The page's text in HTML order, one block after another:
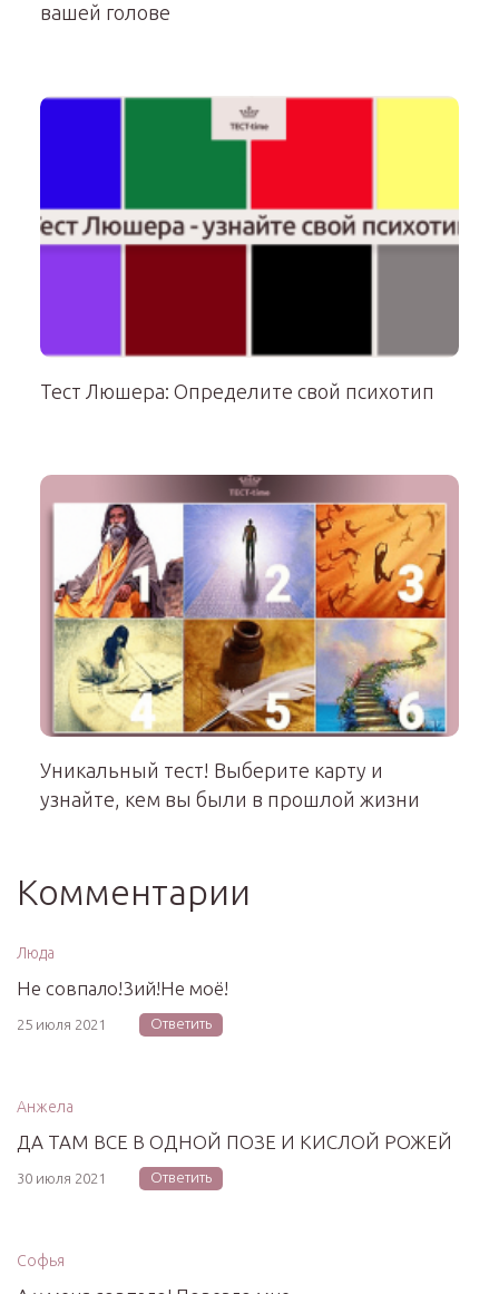
вашей голове
Тест Люшера: Определите свой психотип
Уникальный тест! Выберите карту и
узнайте, кем вы были в прошлой жизни
Комментарии
Люда
Не совпало!3ий!Не моё!
25 июля 2021 Ответить
Анжела
ДА ТАМ ВСЕ В ОДНОЙ ПОЗЕ И КИСЛОЙ РОЖЕЙ
30 июля 2021 Ответить
Софья